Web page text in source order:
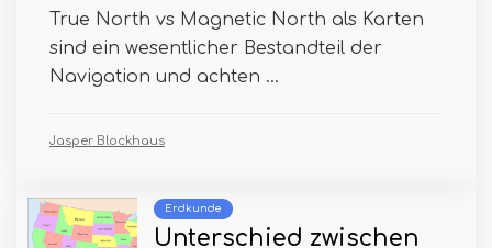
True North vs Magnetic North als Karten
sind ein wesentlicher Bestandteil der
Navigation und achten ...
Jasper Blockhaus
Erdkunde
Unterschied zwischen